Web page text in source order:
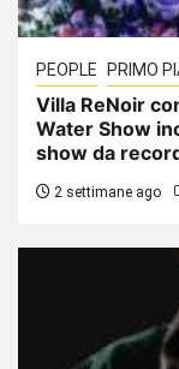
PEOPLE PRIMO
Villa ReNoir
Water Show
show da
2 settimane ago